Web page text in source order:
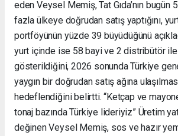
eden Veysel Memiş, Tat Gıda’nın bugün
fazla ülkeye doğrudan satış yaptığını,
portföyünün yüzde 39 büyüdüğünü
yurt içinde ise 58 bayi ve 2 distribütör
gösterildiğini, 2026 sonunda Türkiye
yaygın bir doğrudan satış ağına
hedeflendiğini belirtti. “Ketçap ve
tonaj bazında Türkiye lideriyiz” Üretim
değinen Veysel Memiş, sos ve hazır